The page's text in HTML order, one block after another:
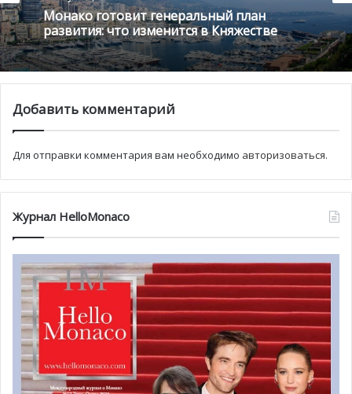
— 1 сезонный рейс в Клермон-Ферран
Монако готовит генеральный план
развития: что изменится в Княжестве
Добавить комментарий
Для отправки комментария вам необходимо авторизоваться.
Журнал HelloMonaco